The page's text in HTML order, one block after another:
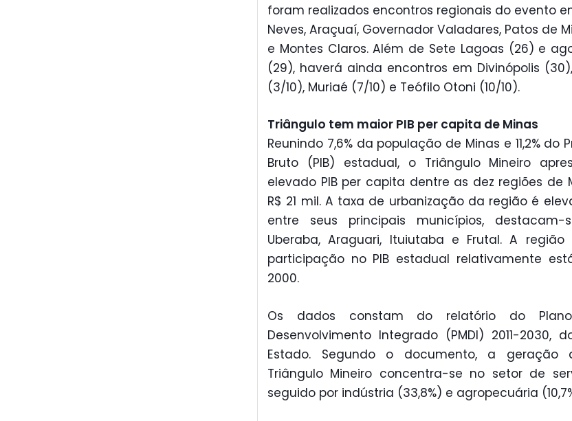
foram realizados encontros regionais do evento
Neves, Araçuaí, Governador Valadares, Patos de
e Montes Claros. Além de Sete Lagoas (26) e
(29), haverá ainda encontros em Divinópolis
(3/10), Muriaé (7/10) e Teófilo Otoni (10/10).
Triângulo tem maior PIB per capita de Minas
Reunindo 7,6% da população de Minas e 11,2% do
Bruto (PIB) estadual, o Triângulo Mineiro
elevado PIB per capita dentre as dez regiões de
R$ 21 mil. A taxa de urbanização da região é
entre seus principais municípios, destacam-
Uberaba, Araguari, Ituiutaba e Frutal. A
participação no PIB estadual relativamente
2000.
Os dados constam do relatório do
Desenvolvimento Integrado (PMDI) 2011-2030,
Estado. Segundo o documento, a geração
Triângulo Mineiro concentra-se no setor de
seguido por indústria (33,8%) e agropecuária